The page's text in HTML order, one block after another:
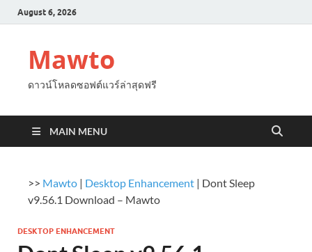
August 6, 2026
Mawto
ดาวน์โหลดซอฟต์แวร์ล่าสุดฟรี
MAIN MENU
>> Mawto | Desktop Enhancement | Dont Sleep
v9.56.1 Download – Mawto
DESKTOP ENHANCEMENT